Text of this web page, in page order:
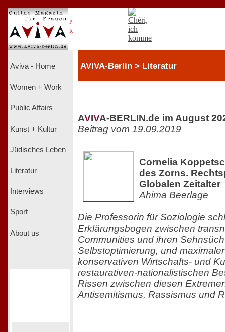
P
R
Aviva - Home
Women + Work
Public Affairs
Kunst + Kultur
Jüdisches Leben
Literatur
Interviews
Sport
About us
AVIVA-Berlin > Literatur
AVIVA-BERLIN.de im August
Beitrag vom 19.09.2019
Cornelia
des Zorns.
Globalen Zeitalter
Ahima Beerlage
Die Professorin für Soziologie
Erklärungsbogen zwischen
Communities und ihren
Selbstoptimierung, und
konservativen Wirtschafts- und
restaurativen-nationalistischen
Rissen zwischen diesen
Antisemitismus, Rassismus und